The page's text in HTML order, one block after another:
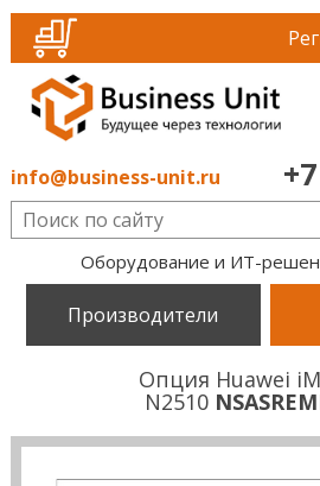
info@business-unit.ru
Оборудование и ИТ-
Производители
Опция Huawei
N2510